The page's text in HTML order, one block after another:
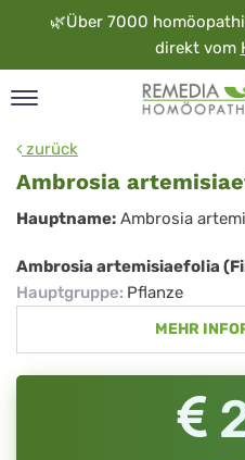
🌿Über 7000
direkt vom
zurück
Ambrosia
Ambrosia
artemisiaefolia
(Fincke)
Hauptname: Ambrosia
Ambrosia artemisiaefolia
Hauptgruppe: Pflanze
MEHR